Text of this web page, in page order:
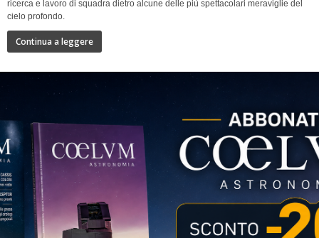
ricerca e lavoro di squadra dietro alcune delle più spettacolari meraviglie del
cielo profondo.
Continua a leggere